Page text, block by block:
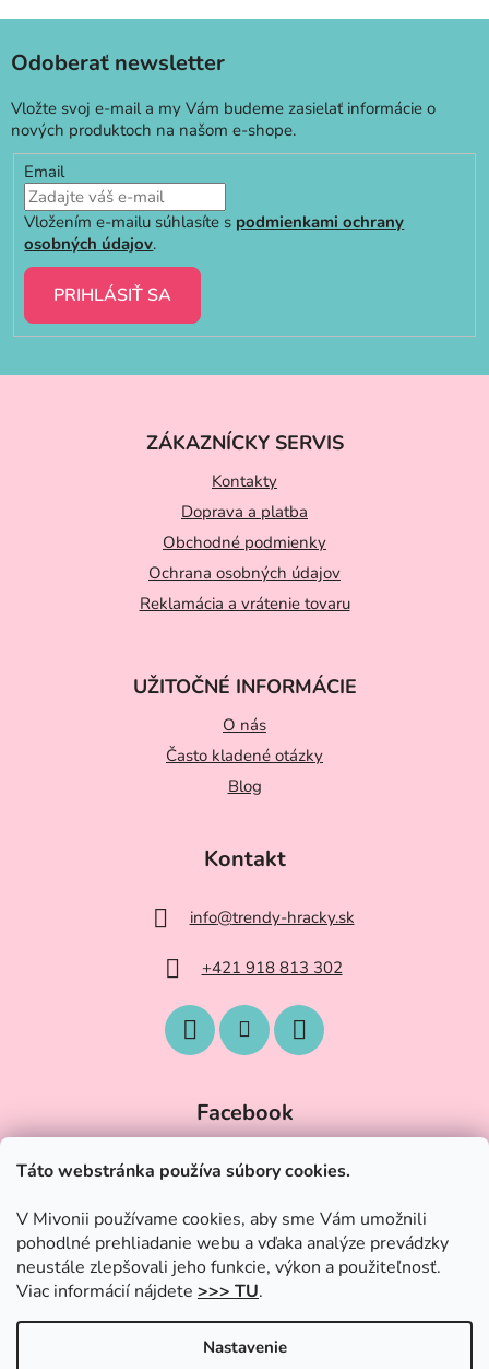
Táto webstránka používa súbory cookies.
V Mivonii používame cookies, aby sme Vám umožnili
pohodlné prehliadanie webu a vďaka analýze prevádzky
neustále zlepšovali jeho funkcie, výkon a použiteľnosť.
Viac informácií nájdete >>> TU.
Nastavenie
Odoberať newsletter
Vložte svoj e-mail a my Vám budeme zasielať informácie o
nových produktoch na našom e-shope.
Email
Vložením e-mailu súhlasíte s podmienkami ochrany
osobných údajov.
PRIHLÁSIŤ SA
ZÁKAZNÍCKY SERVIS
Kontakty
Doprava a platba
Obchodné podmienky
Ochrana osobných údajov
Reklamácia a vrátenie tovaru
UŽITOČNÉ INFORMÁCIE
O nás
Často kladené otázky
Blog
Kontakt
info@trendy-hracky.sk
+421 918 813 302
Facebook